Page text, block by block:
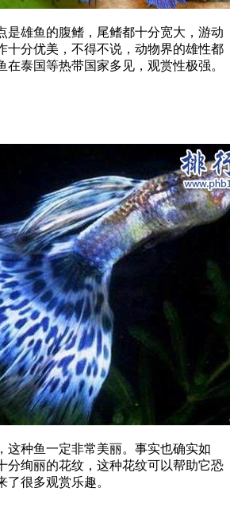
雄鱼的腹鳍，尾鳍都十分宽大，游动
十分优美，不得不说，动物界的雄性都
在泰国等热带国家多见，观赏性极强。
种鱼一定非常美丽。事实也确实如
分绚丽的花纹，这种花纹可以帮助它恐
了很多观赏乐趣。